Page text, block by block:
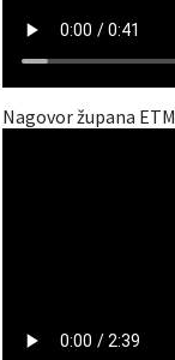
Nagovor župana ETM